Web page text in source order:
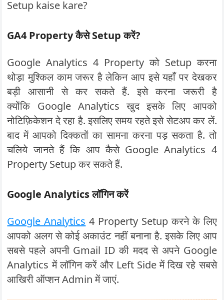
Setup kaise kare?
GA4 PropertyकैसेSetupकरें?
Google Analytics 4 Property को Setup करना
थोड़ा मुश्किल काम जरूर है लेकिन आप इसे यहाँ पर देखकर
बड़ी आसानी से कर सकते हैं. इसे करना जरूरी है
क्योंकि Google Analytics खुद इसके लिए आपको
नोटिफ़िकेशन दे रहा है. इसलिए समय रहते इसे सेटअप कर लें.
बाद में आपको दिक्कतों का सामना करना पड़ सकता है. तो
चलिये जानते हैं कि आप कैसे Google Analytics 4
Property Setup कर सकते हैं.
Google Analytics लॉगिन करें
Google Analytics 4 Property Setup करने के लिए
आपको अलग से कोई अकाउंट नहीं बनाना है. इसके लिए आप
सबसे पहले अपनी Gmail ID की मदद से अपने Google
Analytics में लॉगिन करें और Left Side में दिख रहे सबसे
आखिरी ऑप्शन Admin में जाएं.